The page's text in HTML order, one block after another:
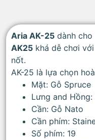
Aria AK-25 dành
AK25 khá dễ chơi
nốt.
AK-25 là lựa chọn
Mặt: Gỗ Spruce
Lưng and
Cần: Gỗ Nato
Cần phím:
Số phím: 19